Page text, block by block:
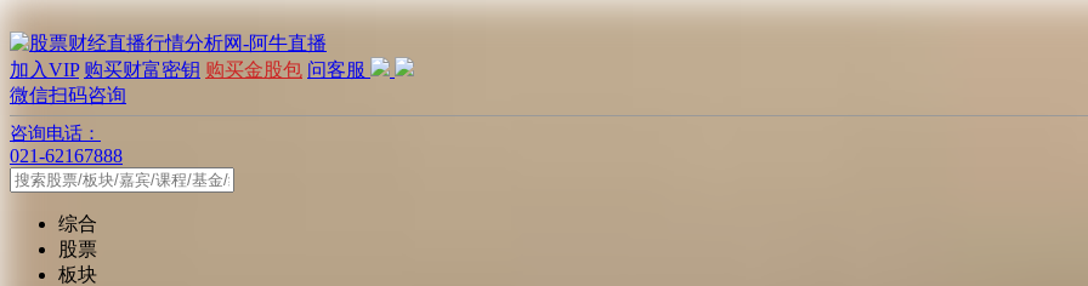
加入VIP 购买财富密钥 购买金股包 问客服
微信扫码咨询
咨询电话：
021-62167888
综合
股票
板块